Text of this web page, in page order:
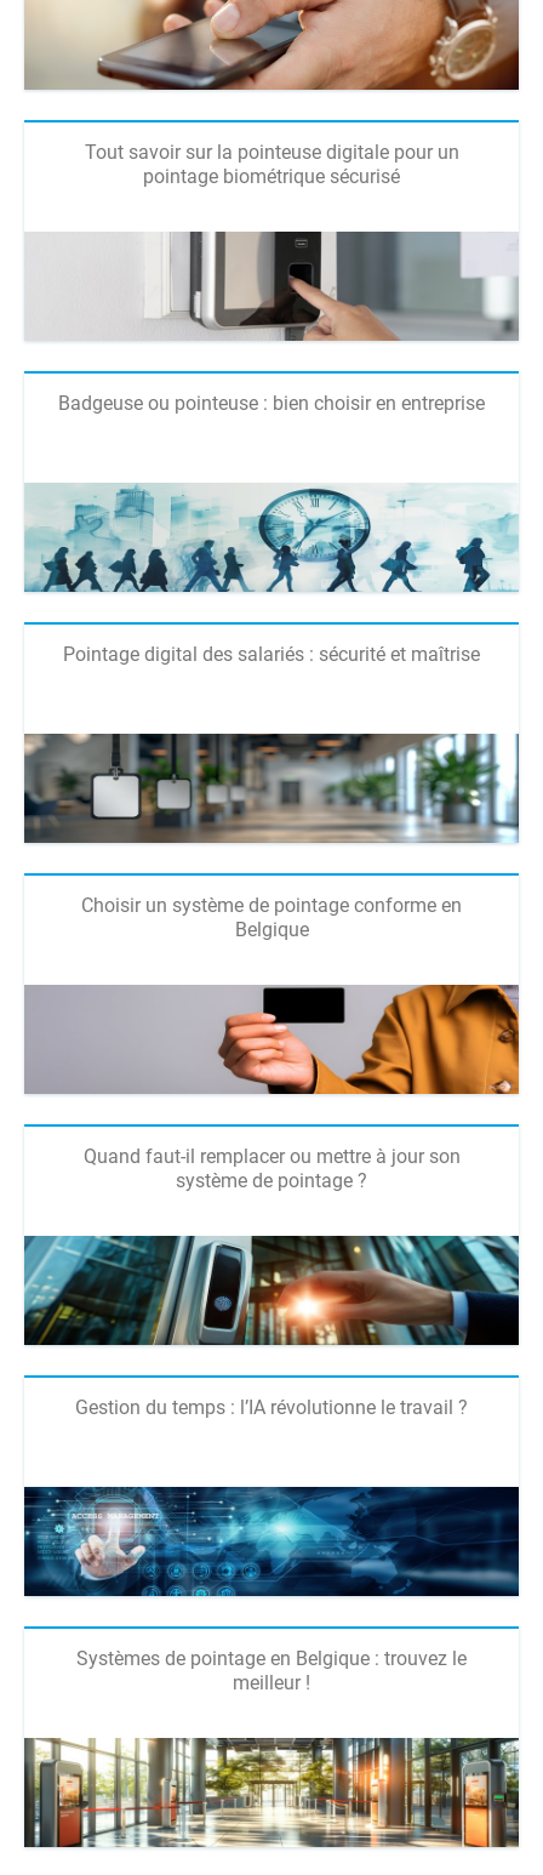
Tout savoir sur la pointeuse digitale pour un
pointage biométrique sécurisé
Badgeuse ou pointeuse : bien choisir en entreprise
Pointage digital des salariés : sécurité et maîtrise
Choisir un système de pointage conforme en
Belgique
Quand faut-il remplacer ou mettre à jour son
système de pointage ?
Gestion du temps : l’IA révolutionne le travail ?
Systèmes de pointage en Belgique : trouvez le
meilleur !